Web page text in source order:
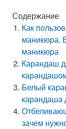
Содержание
Как
маникюра.
маникюра
Карандаш
Белый
карандаша
зачем